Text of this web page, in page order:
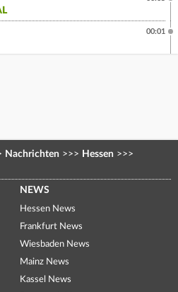
00:01
Nachrichten >>> Hessen >>>
NEWS
Hessen News
Frankfurt News
Wiesbaden News
Mainz News
Kassel News